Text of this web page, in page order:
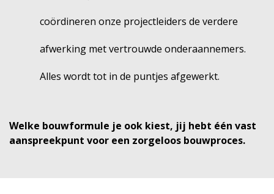
coördineren onze projectleiders de verdere
afwerking met vertrouwde onderaannemers.
Alles wordt tot in de puntjes afgewerkt.
Welke bouwformule je ook kiest, jij hebt één vast
aanspreekpunt voor een zorgeloos bouwproces.